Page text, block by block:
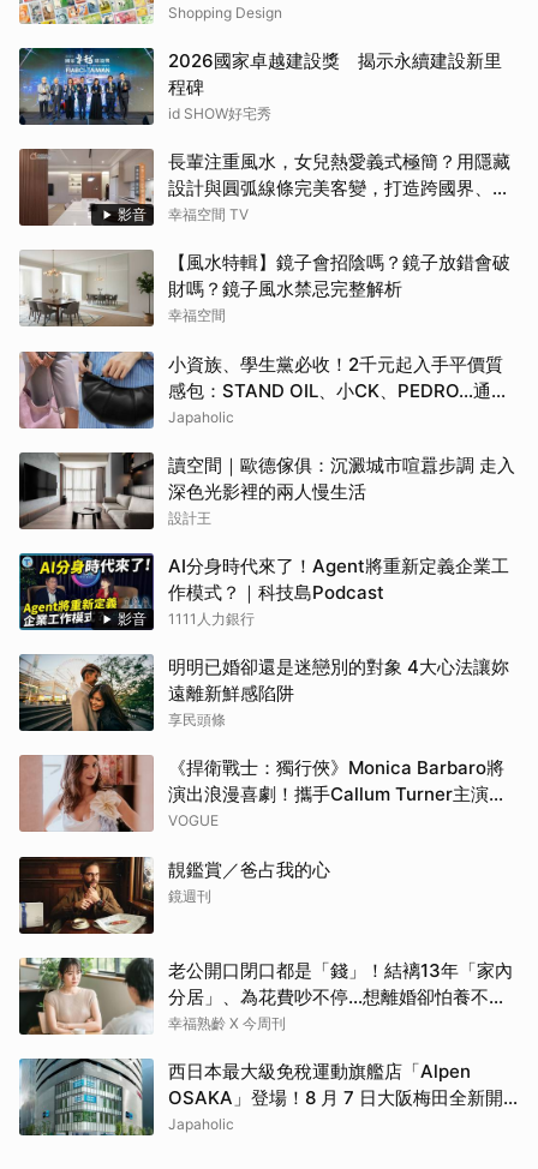
一次看
Shopping Design
2026國家卓越建設獎 揭示永續建設新里
程碑
id SHOW好宅秀
影音
長輩注重風水，女兒熱愛義式極簡？用隱藏
設計與圓弧線條完美客變，打造跨國界、跨
世代都點頭的客變療癒休閒宅！
幸福空間 TV
【風水特輯】鏡子會招陰嗎？鏡子放錯會破
財嗎？鏡子風水禁忌完整解析
幸福空間
小資族、學生黨必收！2千元起入手平價質
感包：STAND OIL、小CK、PEDRO…通勤
約會都超加分
Japaholic
讀空間｜歐德傢俱：沉澱城市喧囂步調 走入
深色光影裡的兩人慢生活
設計王
影音
AI分身時代來了！Agent將重新定義企業工
作模式？｜科技島Podcast
1111人力銀行
明明已婚卻還是迷戀別的對象 4大心法讓妳
遠離新鮮感陷阱
享民頭條
《捍衛戰士：獨行俠》Monica Barbaro將
演出浪漫喜劇！攜手Callum Turner主演
《一夜限定》
VOGUE
靚鑑賞／爸占我的心
鏡週刊
老公開口閉口都是「錢」！結褵13年「家內
分居」、為花費吵不停…想離婚卻怕養不活
自己：還要忍3年？
幸福熟齡 X 今周刊
西日本最大級免稅運動旗艦店「Alpen
OSAKA」登場！8 月 7 日大阪梅田全新開
幕！
Japaholic